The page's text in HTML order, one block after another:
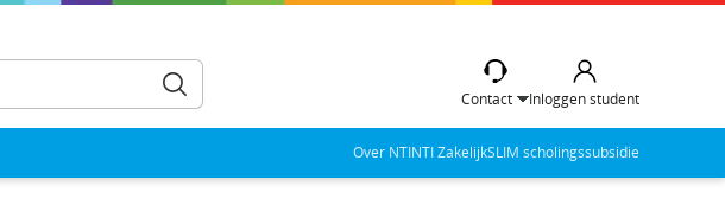
Contact Inloggen student
Over NTINTI ZakelijkSLIM scholingssubsidie